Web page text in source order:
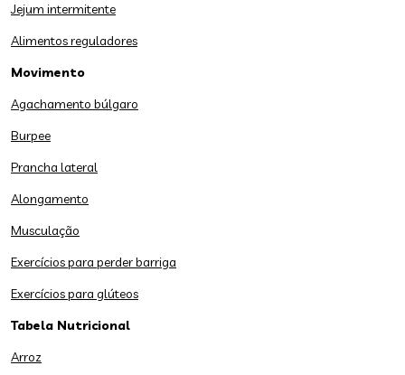
Jejum intermitente
Alimentos reguladores
Movimento
Agachamento búlgaro
Burpee
Prancha lateral
Alongamento
Musculação
Exercícios para perder barriga
Exercícios para glúteos
Tabela Nutricional
Arroz